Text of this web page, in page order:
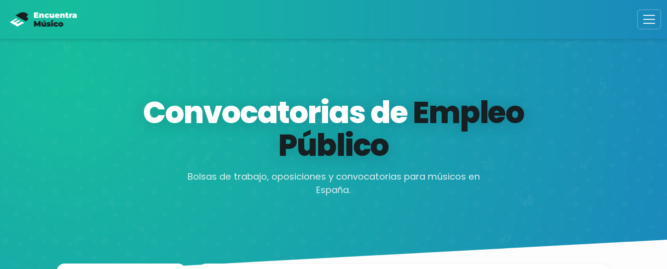
Convocatorias deEmpleo
Público
Bolsas de trabajo, oposiciones y convocatorias para músicos en
España.